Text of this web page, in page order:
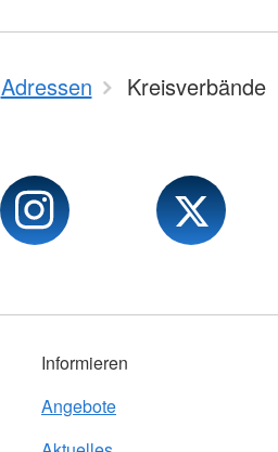
Adressen Kreisverbände
Informieren
Angebote